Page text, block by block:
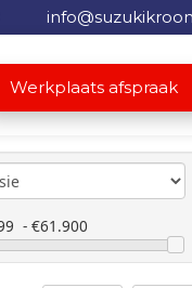
Werkplaats afspraak